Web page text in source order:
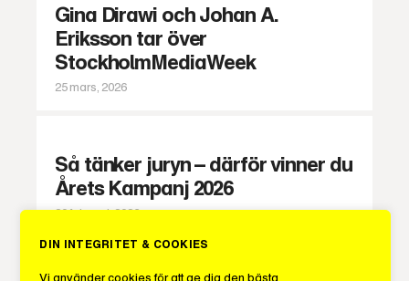
DIN INTEGRITET & COOKIES
Vi använder cookies för att ge dig den bästa
Gina Dirawi och Johan A.
Eriksson tar över
StockholmMediaWeek
25 mars, 2026
Så tänker juryn – därför vinner du
Årets Kampanj 2026
20 februari, 2026